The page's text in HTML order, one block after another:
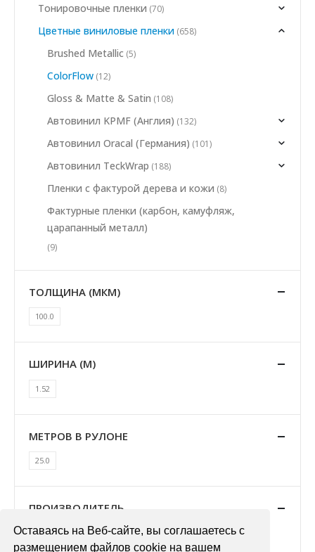
Оставаясь на Веб-сайте, вы соглашаетесь с
размещением файлов cookie на вашем
Тонировочные пленки (70)
Цветные виниловые пленки (658)
Brushed Metallic (5)
ColorFlow (12)
Gloss & Matte & Satin (108)
Автовинил KPMF (Англия) (132)
Автовинил Oracal (Германия) (101)
Автовинил TeckWrap (188)
Пленки с фактурой дерева и кожи (8)
Фактурные пленки (карбон, камуфляж,
царапанный металл)
(9)
ТОЛЩИНА (МКМ)
100.0
ШИРИНА (М)
1.52
МЕТРОВ В РУЛОНЕ
25.0
ПРОИЗВОДИТЕЛЬ
Avery Dennison